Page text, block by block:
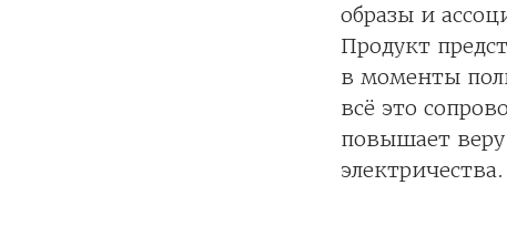
образы и
Продукт
в моменты
всё это
повышает веру
электричества.